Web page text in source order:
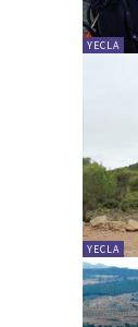
YECLA
YECLA